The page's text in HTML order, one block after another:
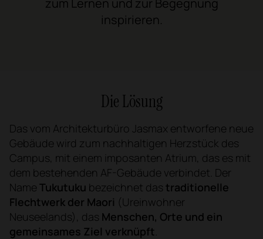
inspirieren.
Die Lösung
Das vom Architekturbüro Jasmax entworfene neue
Gebäude wird zum nachhaltigen Herzstück des
Campus, mit einem imposanten Atrium, das es mit
dem bestehenden AF-Gebäude verbindet. Der
Name Tukutuku bezeichnet das traditionelle
Flechtwerk der Maori (Ureinwohner
Neuseelands), das Menschen, Orte und ein
gemeinsames Ziel verknüpft.